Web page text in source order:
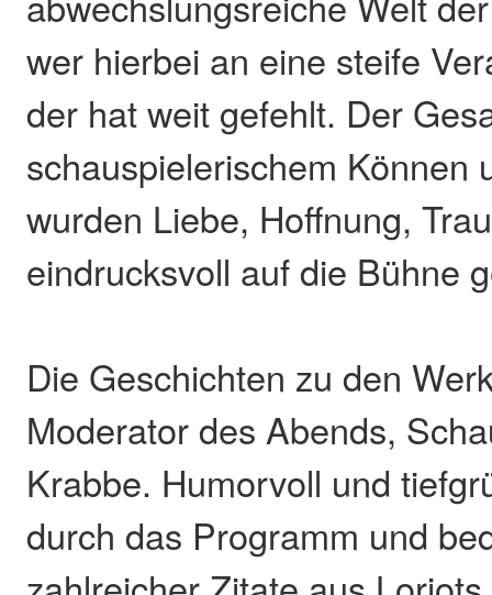
wer hierbei an eine steife
der hat weit gefehlt. Der
schauspielerischem Können
wurden Liebe, Hoffnung,
eindrucksvoll auf die Bühne
Die Geschichten zu den
Moderator des Abends,
Krabbe. Humorvoll und
durch das Programm und